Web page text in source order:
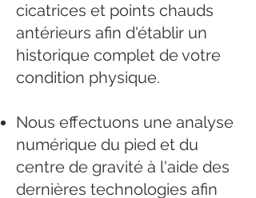
cicatrices et points chauds
antérieurs afin d'établir un
historique complet de votre
condition physique.
Nous effectuons une analyse
numérique du pied et du
centre de gravité à l'aide des
dernières technologies afin